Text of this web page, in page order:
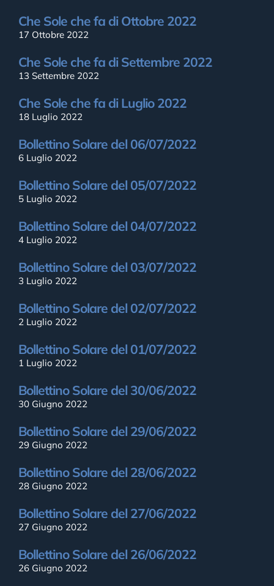
Che Sole che fa di Ottobre 2022
17 Ottobre 2022
Che Sole che fa di Settembre 2022
13 Settembre 2022
Che Sole che fa di Luglio 2022
18 Luglio 2022
Bollettino Solare del 06/07/2022
6 Luglio 2022
Bollettino Solare del 05/07/2022
5 Luglio 2022
Bollettino Solare del 04/07/2022
4 Luglio 2022
Bollettino Solare del 03/07/2022
3 Luglio 2022
Bollettino Solare del 02/07/2022
2 Luglio 2022
Bollettino Solare del 01/07/2022
1 Luglio 2022
Bollettino Solare del 30/06/2022
30 Giugno 2022
Bollettino Solare del 29/06/2022
29 Giugno 2022
Bollettino Solare del 28/06/2022
28 Giugno 2022
Bollettino Solare del 27/06/2022
27 Giugno 2022
Bollettino Solare del 26/06/2022
26 Giugno 2022